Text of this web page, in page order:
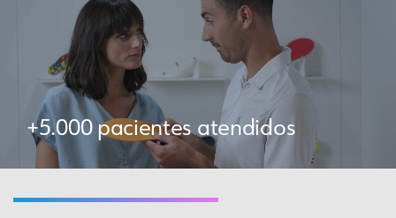
+5.000 pacientes atendidos